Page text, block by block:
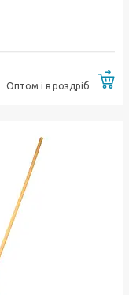
Оптом і в роздріб